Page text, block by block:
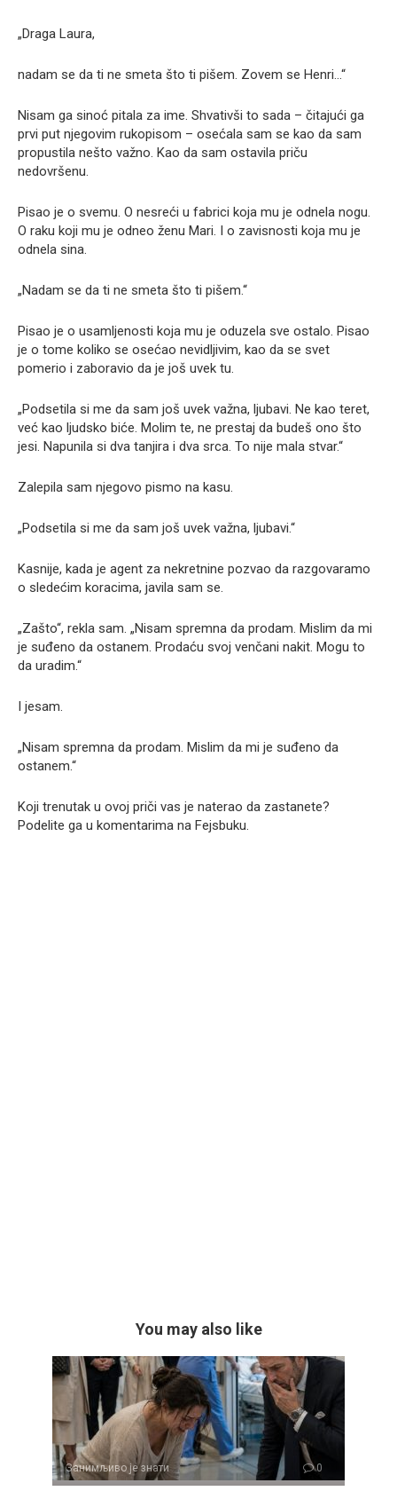
„Draga Laura,
nadam se da ti ne smeta što ti pišem. Zovem se Henri…“
Nisam ga sinoć pitala za ime. Shvativši to sada – čitajući ga
prvi put njegovim rukopisom – osećala sam se kao da sam
propustila nešto važno. Kao da sam ostavila priču
nedovršenu.
Pisao je o svemu. O nesreći u fabrici koja mu je odnela nogu.
O raku koji mu je odneo ženu Mari. I o zavisnosti koja mu je
odnela sina.
„Nadam se da ti ne smeta što ti pišem.“
Pisao je o usamljenosti koja mu je oduzela sve ostalo. Pisao
je o tome koliko se osećao nevidljivim, kao da se svet
pomerio i zaboravio da je još uvek tu.
„Podsetila si me da sam još uvek važna, ljubavi. Ne kao teret,
već kao ljudsko biće. Molim te, ne prestaj da budeš ono što
jesi. Napunila si dva tanjira i dva srca. To nije mala stvar.“
Zalepila sam njegovo pismo na kasu.
„Podsetila si me da sam još uvek važna, ljubavi.“
Kasnije, kada je agent za nekretnine pozvao da razgovaramo
o sledećim koracima, javila sam se.
„Zašto“, rekla sam. „Nisam spremna da prodam. Mislim da mi
je suđeno da ostanem. Prodaću svoj venčani nakit. Mogu to
da uradim.“
I jesam.
„Nisam spremna da prodam. Mislim da mi je suđeno da
ostanem.“
Koji trenutak u ovoj priči vas je naterao da zastanete?
Podelite ga u komentarima na Fejsbuku.
You may also like
Занимљиво је знати 0